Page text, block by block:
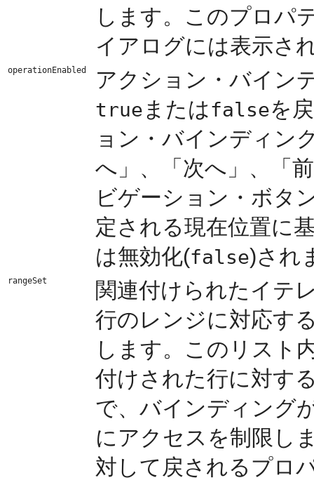
します。このプロパ
イアログには表示さ
operationEnabled アクション・バイン
true またはfalseを
ョン・バインディン
へ」、「次へ」、「
ビゲーション・ボタ
定される現在位置に
は無効化(false)され
rangeSet
関連付けられたイテ
行のレンジに対応す
します。このリスト
付けされた行に対す
で、バインディング
にアクセスを制限し
対して戻されるプロ